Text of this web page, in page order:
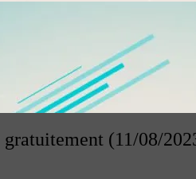
(11/08/